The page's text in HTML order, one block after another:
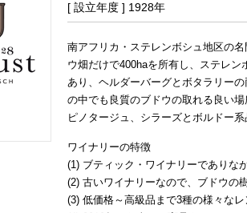
[ 設立年度 ] 1928年
南アフリカ・ステレンボシュ地区の
ウ畑だけで400haを所有し、ステレ
あり、ヘルダーバーグとボタラリー
の中でも良質のブドウの取れる良い
ピノタージュ、シラーズとボルドー系
ワイナリーの特徴
(1) ブティック・ワイナリーでありな
(2) 古いワイナリーなので、ブドウの
(3) 低価格～高級品まで3種の様々なレ